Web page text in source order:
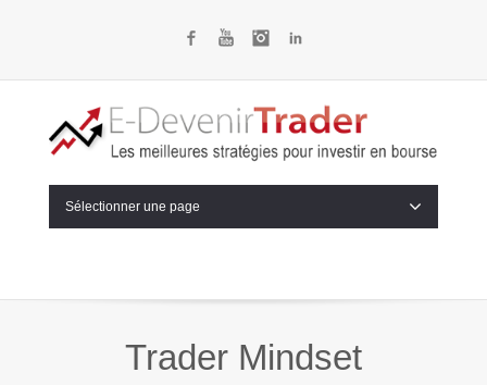
FacebookYouTubeInstagram
Sélectionner une page
Trader Mindset